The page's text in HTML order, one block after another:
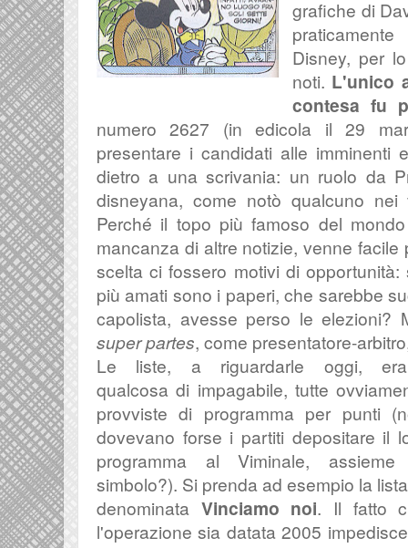
grafiche di
Disney, per
noti. L'unico
contesa fu
numero 2627 (in edicola il 29
presentare i candidati alle imminenti
dietro a una scrivania: un ruolo da
disneyana, come notò qualcuno
Perché il topo più famoso del
mancanza di altre notizie, venne
scelta ci fossero motivi di
più amati sono i paperi, che sarebbe
capolista, avesse perso le elezioni?
super partes, come presentatore-
Le liste, a riguardarle oggi,
qualcosa di impagabile, tutte
provviste di programma per punti
dovevano forse i partiti depositare il
programma al Viminale,
simbolo?). Si prenda ad esempio la
denominata Vinciamo noi. Il fatto
l'operazione sia datata 2005